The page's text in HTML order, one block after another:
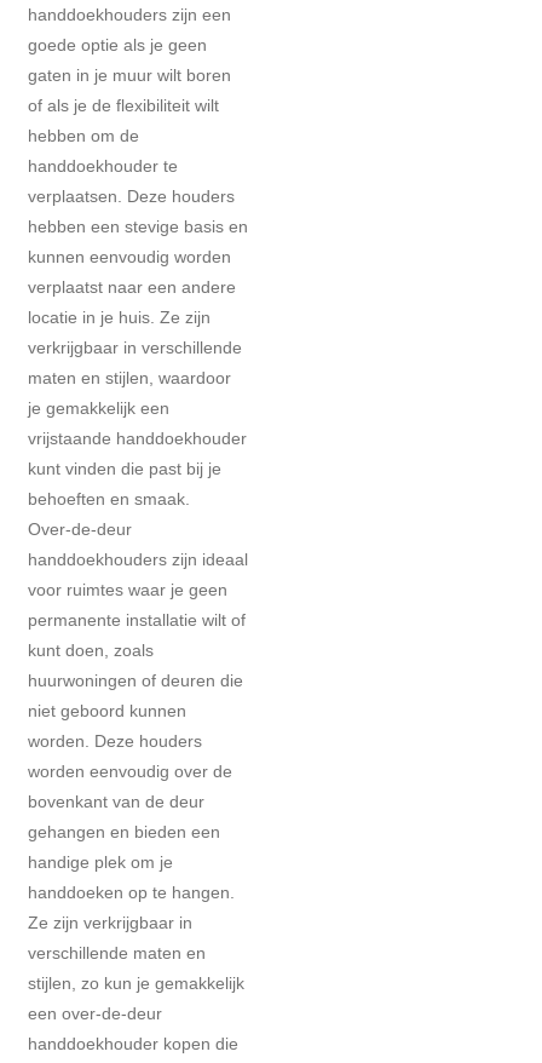
handdoekhouders zijn een
goede optie als je geen
gaten in je muur wilt boren
of als je de flexibiliteit wilt
hebben om de
handdoekhouder te
verplaatsen. Deze houders
hebben een stevige basis en
kunnen eenvoudig worden
verplaatst naar een andere
locatie in je huis. Ze zijn
verkrijgbaar in verschillende
maten en stijlen, waardoor
je gemakkelijk een
vrijstaande handdoekhouder
kunt vinden die past bij je
behoeften en smaak.
Over-de-deur
handdoekhouders zijn ideaal
voor ruimtes waar je geen
permanente installatie wilt of
kunt doen, zoals
huurwoningen of deuren die
niet geboord kunnen
worden. Deze houders
worden eenvoudig over de
bovenkant van de deur
gehangen en bieden een
handige plek om je
handdoeken op te hangen.
Ze zijn verkrijgbaar in
verschillende maten en
stijlen, zo kun je gemakkelijk
een over-de-deur
handdoekhouder kopen die